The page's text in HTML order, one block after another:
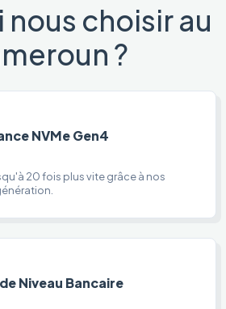
choisir au
?
NVMe Gen4
20 fois plus vite grâce à nos
Niveau Bancaire